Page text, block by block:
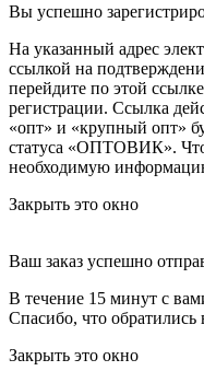
Вы успешно
На указанный адрес
ссылкой на
перейдите по этой
регистрации. Ссылка
«опт» и «крупный опт»
статуса «ОПТОВИК».
необходимую
Закрыть это окно
Ваш заказ успешно
В течение 15 минут с
Спасибо, что
Закрыть это окно